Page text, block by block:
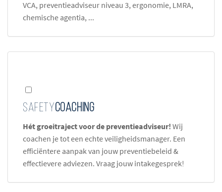
VCA, preventieadviseur niveau 3, ergonomie, LMRA,
chemische agentia, ...
SafetyCoaching
Hét groeitraject voor de preventieadviseur! Wij
coachen je tot een echte veiligheidsmanager. Een
efficiëntere aanpak van jouw preventiebeleid &
effectievere adviezen. Vraag jouw intakegesprek!